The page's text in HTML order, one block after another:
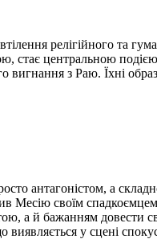
релігійного та
стає центральною
з Раю. Їхні
антагоністом, а
Месію своїм
а й бажанням довести
у сцені